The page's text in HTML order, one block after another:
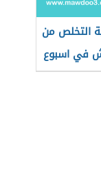
التخلص من
في اسبوع